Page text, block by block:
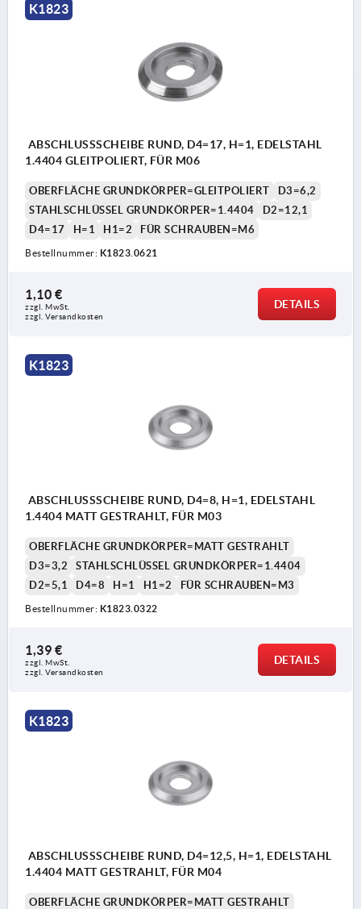
K1823
ABSCHLUSSSCHEIBE RUND, D4=17, H=1, EDELSTAHL
1.4404 GLEITPOLIERT, FÜR M06
OBERFLÄCHE GRUNDKÖRPER=GLEITPOLIERT
D3=6,2
STAHLSCHLÜSSEL GRUNDKÖRPER=1.4404
D2=12,1
D4=17
H=1 H1=2 FÜR SCHRAUBEN=M6
Bestellnummer: K1823.0621
1,10 €
zzgl. MwSt.
zzgl. Versandkosten
DETAILS
K1823
ABSCHLUSSSCHEIBE RUND, D4=8, H=1, EDELSTAHL
1.4404 MATT GESTRAHLT, FÜR M03
OBERFLÄCHE GRUNDKÖRPER=MATT GESTRAHLT
D3=3,2
STAHLSCHLÜSSEL GRUNDKÖRPER=1.4404
D2=5,1
D4=8 H=1 H1=2 FÜR SCHRAUBEN=M3
Bestellnummer: K1823.0322
1,39 €
zzgl. MwSt.
zzgl. Versandkosten
DETAILS
K1823
ABSCHLUSSSCHEIBE RUND, D4=12,5, H=1, EDELSTAHL
1.4404 MATT GESTRAHLT, FÜR M04
OBERFLÄCHE GRUNDKÖRPER=MATT GESTRAHLT